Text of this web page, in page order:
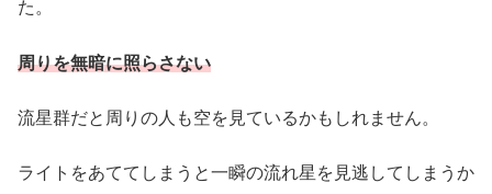
た。
周りを無暗に照らさない
流星群だと周りの人も空を見ているかもしれません。
ライトをあててしまうと一瞬の流れ星を見逃してしまうか